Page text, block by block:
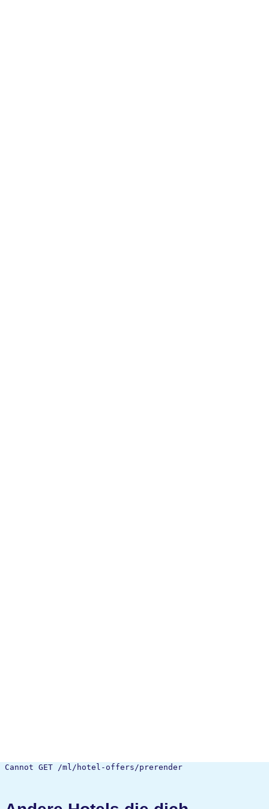
Cannot GET /ml/hotel-offers/prerender